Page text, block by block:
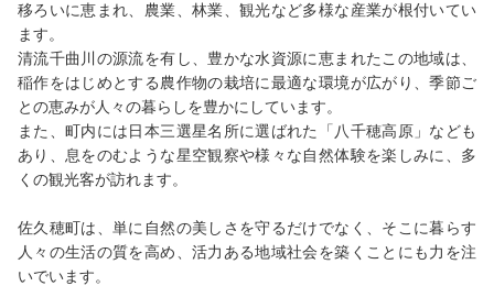
移ろいに恵まれ、農業、林業、観光など多様な産業が根付いてい
ます。
清流千曲川の源流を有し、豊かな水資源に恵まれたこの地域は、
稲作をはじめとする農作物の栽培に最適な環境が広がり、季節ご
との恵みが人々の暮らしを豊かにしています。
また、町内には日本三選星名所に選ばれた「八千穂高原」なども
あり、息をのむような星空観察や様々な自然体験を楽しみに、多
くの観光客が訪れます。
佐久穂町は、単に自然の美しさを守るだけでなく、そこに暮らす
人々の生活の質を高め、活力ある地域社会を築くことにも力を注
いでいます。